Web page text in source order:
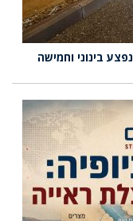
תאונה קשה ברחוב הגיבורים בחיפה: בן 50 נפצע בינוני וחמישה